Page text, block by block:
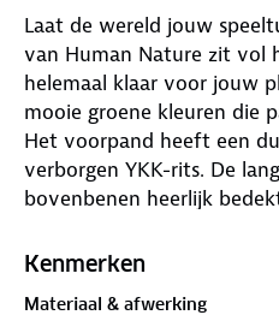
Laat de wereld jouw
van Human Nature zit vol
helemaal klaar voor jouw
mooie groene kleuren die
Het voorpand heeft een
verborgen YKK-rits. De
bovenbenen heerlijk
Regen en wind spelen
Kenmerken
Materiaal & afwerking